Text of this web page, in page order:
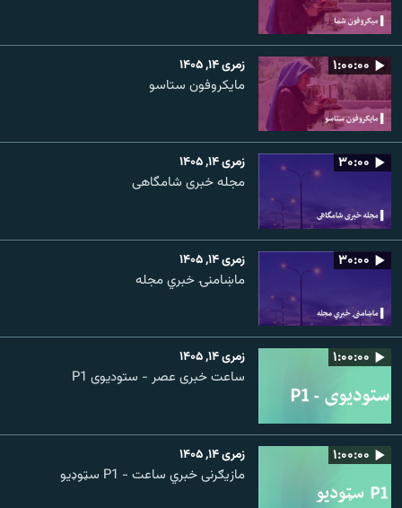
۱:۰۰:۰۰ زمری ۱۴, ۱۴۰۵
مایکروفون ستاسو
۳۰:۰۰ زمری ۱۴, ۱۴۰۵
مجله خبری شامگاهی
۳۰:۰۰ زمری ۱۴, ۱۴۰۵
ماښامنۍ خبري مجله
۱:۰۰:۰۰ زمری ۱۴, ۱۴۰۵
ساعت خبری عصر - ستودیوی P1
۱:۰۰:۰۰ زمری ۱۴, ۱۴۰۵
مازیګرنی خبري ساعت - P1 سټوډیو